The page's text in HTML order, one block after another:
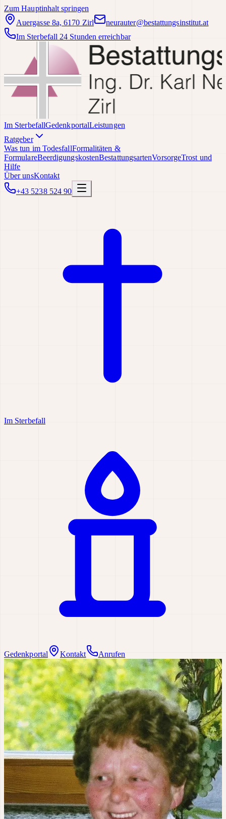
Zum Hauptinhalt springen
Auergasse 8a, 6170 Zirl
neurauter@bestattungsinstitut.at
Im Sterbefall 24 Stunden erreichbar
Im SterbefallGedenkportalLeistungen
Ratgeber
Was tun im TodesfallFormalitäten &
FormulareBeerdigungskostenBestattungsartenVorsorgeTrost und
Hilfe
Über unsKontakt
+43 5238 524 90
Im Sterbefall
Gedenkportal Kontakt Anrufen